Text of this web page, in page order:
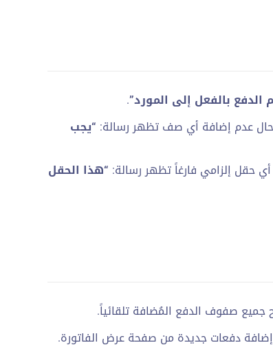
الدفع بالفعل إلى المورد”.
عدم إضافة أي صف تظهر رسالة: “يجب
حقل إلزامي فارغاً تظهر رسالة: “هذا الحقل
جميع صفوف الدفع المُضافة تلقائياً.
دفعات جديدة من صفحة عرض الفاتورة.